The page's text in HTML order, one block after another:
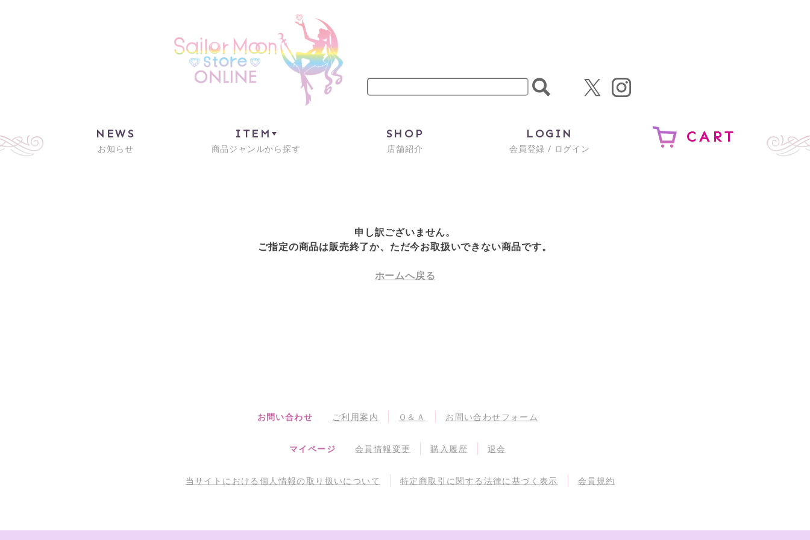
NEWS
お知らせ
ITEM
商品ジャンルから探す
SHOP
店舗紹介
LOGIN
会員登録 / ログイン
CART
申し訳ございません。
ご指定の商品は販売終了か、ただ今お取扱いできない商品です。
ホームへ戻る
お問い合わせ ご利用案内 Ｑ＆Ａ お問い合わせフォーム
マイページ 会員情報変更 購入履歴 退会
当サイトにおける個人情報の取り扱いについて 特定商取引に関する法律に基づく表示 会員規約